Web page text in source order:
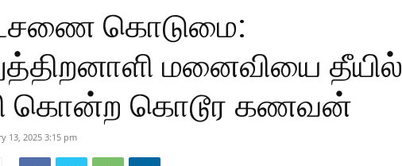
கொடுமை:
மனைவியை தீயில்
கொன்ற கொடூர கணவன்
13, 2025 3:15 pm